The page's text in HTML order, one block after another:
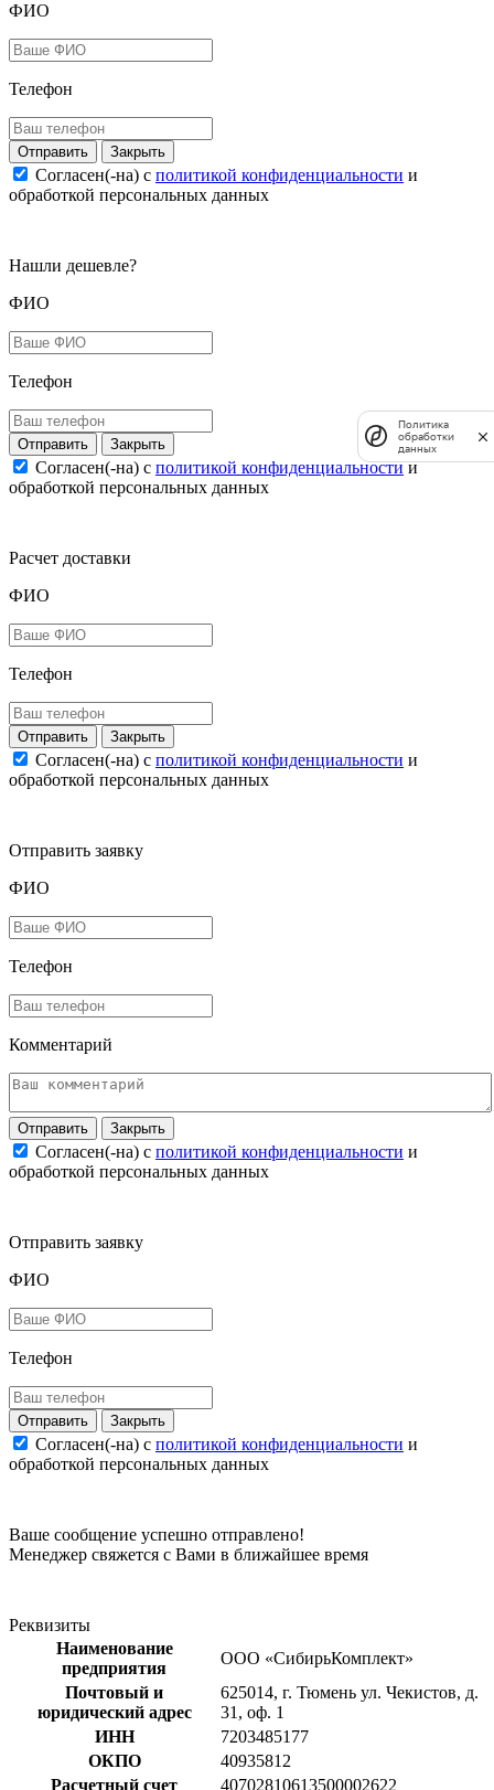
ФИО
Телефон
Закрыть
Согласен(-на) c политикой конфиденциальности и
обработкой персональных данных
Нашли дешевле?
ФИО
Телефон
Закрыть
Согласен(-на) c политикой конфиденциальностии
обработкой персональных данных
Расчет доставки
ФИО
Телефон
Закрыть
Согласен(-на) c политикой конфиденциальности и
обработкой персональных данных
Отправить заявку
ФИО
Телефон
Комментарий
Закрыть
Согласен(-на) c политикой конфиденциальности и
обработкой персональных данных
Отправить заявку
ФИО
Телефон
Закрыть
Согласен(-на) c политикой конфиденциальности и
обработкой персональных данных
Ваше сообщение успешно отправлено!
Менеджер свяжется с Вами в ближайшее время
Реквизиты
Наименование
предприятия
ООО «СибирьКомплект»
Почтовый и
юридический адрес
625014, г. Тюмень ул. Чекистов, д.
31, оф. 1
ИНН
7203485177
ОКПО
40935812
Расчетный счет
40702810613500002622
Политика
обработки
данных